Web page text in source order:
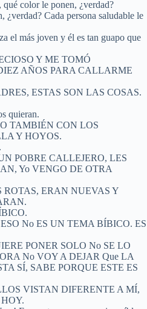
color le ponen, ¿verdad?
¿verdad? Cada persona saludable le
el más joven y él es tan guapo que
Y ME TOMÓ
AÑOS PARA CALLARME
ESTAS SON LAS COSAS.
quieran.
TAMBIÉN CON LOS
Y HOYOS.
POBRE CALLEJERO, LES
Yo VENGO DE OTRA
ROTAS, ERAN NUEVAS Y
No ES UN TEMA BÍBICO. ES
PONER SOLO No SE LO
No VOY A DEJAR Que LA
SÍ, SABE PORQUE ESTE ES
VISTAN DIFERENTE A MÍ,